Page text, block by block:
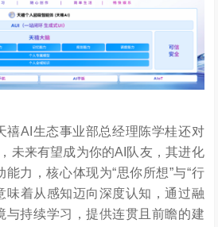
禧AI生态事业部总经理陈学桂还对
未来有望成为你的AI队友，其进化
力，核心体现为“思你所想”与“行
味着从感知迈向深度认知，通过融
与持续学习，提供连贯且前瞻的建